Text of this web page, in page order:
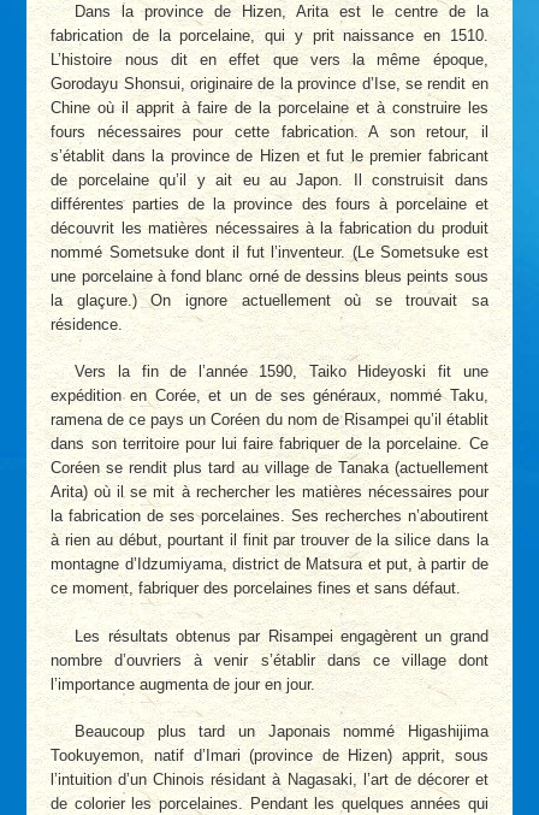
Dans la province de Hizen, Arita est le centre de la
fabrication de la porcelaine, qui y prit naissance en 1510.
L’histoire nous dit en effet que vers la même époque,
Gorodayu Shonsui, originaire de la province d’Ise, se rendit en
Chine où il apprit à faire de la porcelaine et à construire les
fours nécessaires pour cette fabrication. A son retour, il
s’établit dans la province de Hizen et fut le premier fabricant
de porcelaine qu’il y ait eu au Japon. Il construisit dans
différentes parties de la province des fours à porcelaine et
découvrit les matières nécessaires à la fabrication du produit
nommé Sometsuke dont il fut l’inventeur. (Le Sometsuke est
une porcelaine à fond blanc orné de dessins bleus peints sous
la glaçure.) On ignore actuellement où se trouvait sa
résidence.
Vers la fin de l’année 1590, Taiko Hideyoski fit une
expédition en Corée, et un de ses généraux, nommé Taku,
ramena de ce pays un Coréen du nom de Risampei qu’il établit
dans son territoire pour lui faire fabriquer de la porcelaine. Ce
Coréen se rendit plus tard au village de Tanaka (actuellement
Arita) où il se mit à rechercher les matières nécessaires pour
la fabrication de ses porcelaines. Ses recherches n’aboutirent
à rien au début, pourtant il finit par trouver de la silice dans la
montagne d’Idzumiyama, district de Matsura et put, à partir de
ce moment, fabriquer des porcelaines fines et sans défaut.
Les résultats obtenus par Risampei engagèrent un grand
nombre d’ouvriers à venir s’établir dans ce village dont
l’importance augmenta de jour en jour.
Beaucoup plus tard un Japonais nommé Higashijima
Tookuyemon, natif d’Imari (province de Hizen) apprit, sous
l’intuition d’un Chinois résidant à Nagasaki, l’art de décorer et
de colorier les porcelaines. Pendant les quelques années qui